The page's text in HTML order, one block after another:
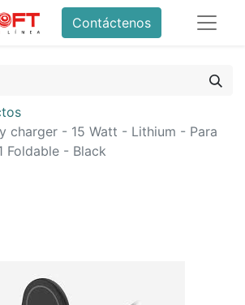
Contáctenos
charger - 15 Watt - Lithium - Para
Foldable - Black